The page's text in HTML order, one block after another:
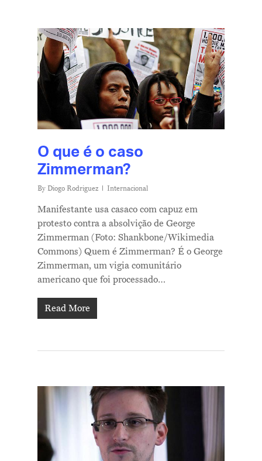
O que é o caso
Zimmerman?
By Diogo Rodriguez Internacional
Manifestante usa casaco com capuz em
protesto contra a absolvição de George
Zimmerman (Foto: Shankbone/Wikimedia
Commons) Quem é Zimmerman? É o George
Zimmerman, um vigia comunitário
americano que foi processado…
Read More